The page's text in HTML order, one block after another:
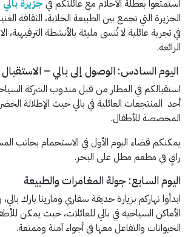
استمتعوا بعطلة الأحلام مع عائلتكم في جزيرة
الجزيرة التي تجمع بين الطبيعة الخلابة، الثقافة
في تجربة عائلية لا تُنسى مليئة بالأنشطة الترفيهية،
الرائعة.
اليوم السادس: الوصول إلى بالي – الاستقبال
استقبالكم في المطار من قبل مندوب الشركة
أحد المنتجعات العائلية في بالي حيث الإطلالة
المخصصة للأطفال.
يمكنكم قضاء اليوم الأول في الاستجمام بجانب
راقٍ في مطعم مطل على البحر.
اليوم السابع: جولة المغامرات والطبيعة
ابدأوا نهاركم بزيارة حديقة سفاري ومارينا بارك
الأماكن السياحية في بالي للعائلات، حيث يمكن
الحيوانات والتفاعل معها في أجواء آمنة وممتعة.